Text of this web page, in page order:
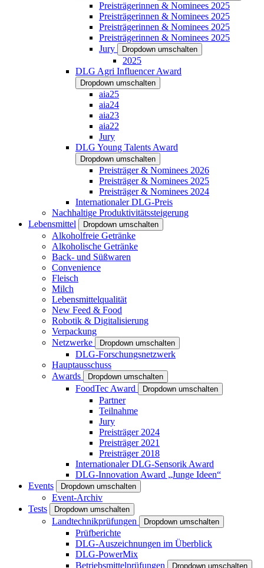
Preisträgerinnen & Nominees 2025
Preisträgerinnen & Nominees 2025
Preisträgerinnen & Nominees 2025
Preisträgerinnen & Nominees 2025
Jury
Dropdown umschalten
2025
DLG Agri Influencer Award
Dropdown umschalten
aia25
aia24
aia23
aia22
Jury
DLG Young Talents Award
Dropdown umschalten
Preisträger & Nominees 2026
Preisträger & Nominees 2025
Preisträger & Nominees 2024
Internationaler DLG-Preis
Nachhaltige Produktivitätssteigerung
Lebensmittel
Dropdown umschalten
Alkoholfreie Getränke
Alkoholische Getränke
Back- und Süßwaren
Convenience
Fleisch
Milch
Lebensmittelqualität
New Feed & Food
Robotik & Digitalisierung
Verpackung
Netzwerke
Dropdown umschalten
DLG-Forschungsnetzwerk
Hauptausschuss
Awards
Dropdown umschalten
FoodTec Award Dropdown umschalten
Partner
Teilnahme
Jury
Preisträger 2024
Preisträger 2021
Preisträger 2018
Internationaler DLG-Sensorik Award
DLG-Innovation Award „Junge Ideen“
Events
Dropdown umschalten
Event-Archiv
Tests
Dropdown umschalten
Landtechnikprüfungen Dropdown umschalten
Prüfberichte
DLG-Auszeichnungen im Überblick
DLG-PowerMix
Betriebsmittelprüfungen
Dropdown umschalten